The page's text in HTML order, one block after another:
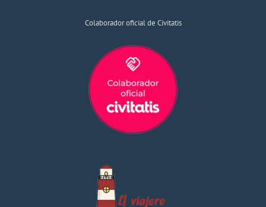
Colaborador oficial de Civitatis